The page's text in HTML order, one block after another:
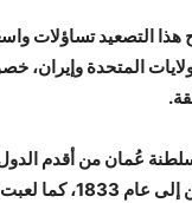
هذا التصعيد تساؤلات
المتحدة
عُمان من أقدم الدول
البلدين